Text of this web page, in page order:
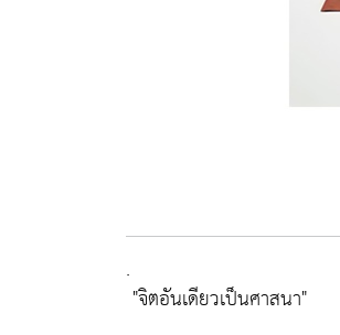
.
"จิตอันเดียวเป็นศาสนา"